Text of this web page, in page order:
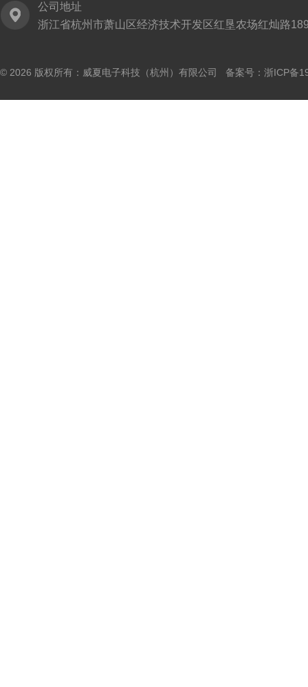
公司地址
浙江省杭州市萧山区经济技术开发区红垦农场红灿路
© 2026 版权所有：威夏电子科技（杭州）有限公司 备案号： 浙ICP备